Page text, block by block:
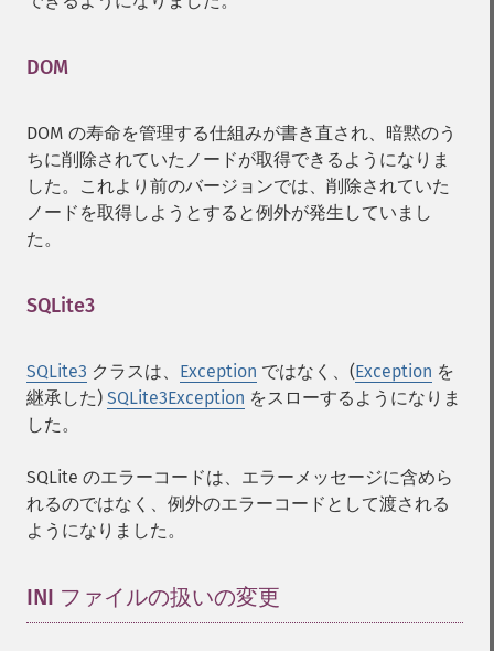
DOM
DOM の寿命を管理する仕組みが書き直され、暗黙のう
ちに削除されていたノードが取得できるようになりま
した。これより前のバージョンでは、削除されていた
ノードを取得しようとすると例外が発生していまし
た。
SQLite3
SQLite3 クラスは、 Exception ではなく、(Exception を
継承した) SQLite3Exception をスローするようになりま
した。
SQLite のエラーコードは、エラーメッセージに含めら
れるのではなく、例外のエラーコードとして渡される
ようになりました。
INI ファイルの扱いの変更